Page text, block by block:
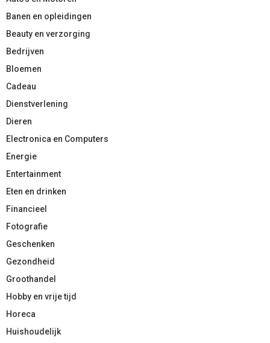
Banen en opleidingen
Beauty en verzorging
Bedrijven
Bloemen
Cadeau
Dienstverlening
Dieren
Electronica en Computers
Energie
Entertainment
Eten en drinken
Financieel
Fotografie
Geschenken
Gezondheid
Groothandel
Hobby en vrije tijd
Horeca
Huishoudelijk